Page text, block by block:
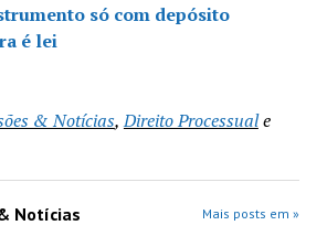
só com depósito
é lei
& Notícias,Direito Processuale
Notícias Mais posts em »